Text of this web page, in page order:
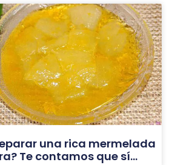
una rica mermelada
Te contamos que sí…